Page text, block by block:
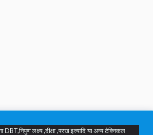
DBT,निपुण लक्ष्य ,दीक्षा ,परख इत्यादि या अन्य टेक्निकल